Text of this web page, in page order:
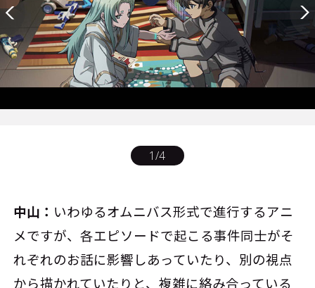
1/4
中山： いわゆるオムニバス形式で進行するアニ
メですが、各エピソードで起こる事件同士がそ
れぞれのお話に影響しあっていたり、別の視点
から描かれていたりと、複雑に絡み合っている